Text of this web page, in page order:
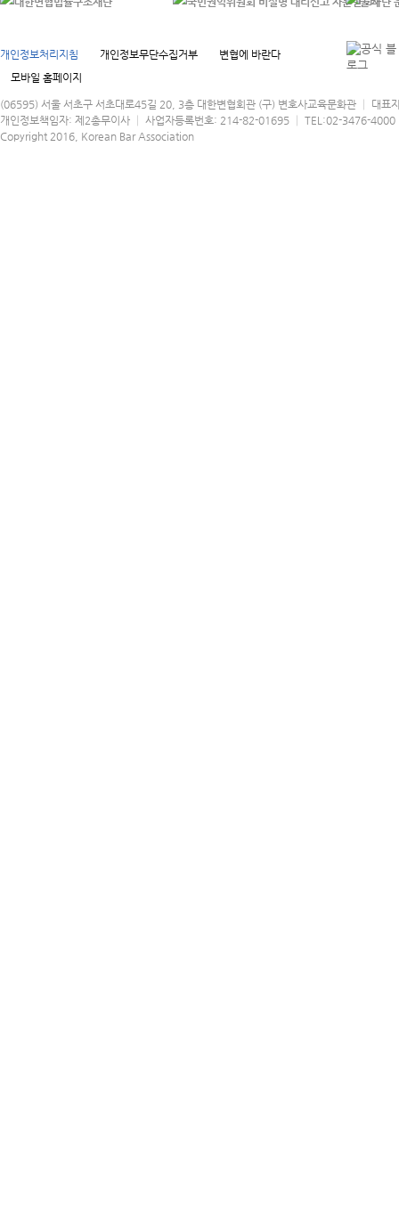
개인정보처리지침 개인정보무단수집거부
변협에 바란다
모바일 홈페이지
(06595) 서울 서초구 서초대로45길 20, 3층 대한변협회관 (구) 변호사교육문화관 │ 대표
개인정보책임자: 제2총무이사 │ 사업자등록번호: 214-82-01695 │ TEL:02-3476-
Copyright 2016, Korean Bar Association